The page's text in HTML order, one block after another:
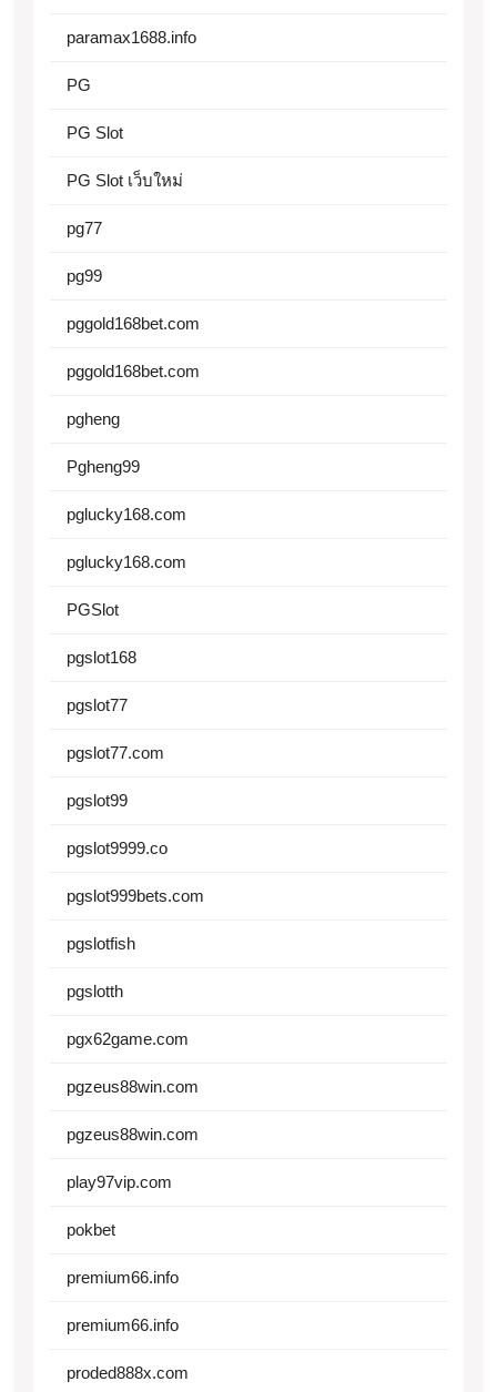
paramax1688.info
PG
PG Slot
PG Slot เว็บใหม่
pg77
pg99
pggold168bet.com
pggold168bet.com
pgheng
Pgheng99
pglucky168.com
pglucky168.com
PGSlot
pgslot168
pgslot77
pgslot77.com
pgslot99
pgslot9999.co
pgslot999bets.com
pgslotfish
pgslotth
pgx62game.com
pgzeus88win.com
pgzeus88win.com
play97vip.com
pokbet
premium66.info
premium66.info
proded888x.com